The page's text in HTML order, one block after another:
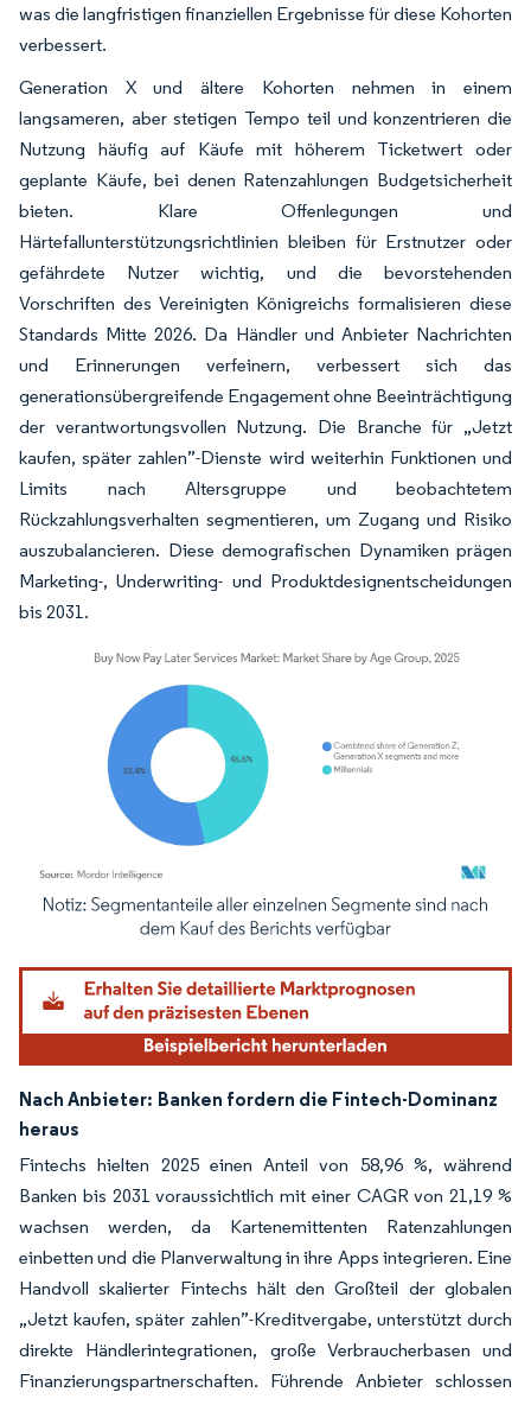
was die langfristigen finanziellen Ergebnisse für diese Kohorten
verbessert.
Generation X und ältere Kohorten nehmen in einem
langsameren, aber stetigen Tempo teil und konzentrieren die
Nutzung häufig auf Käufe mit höherem Ticketwert oder
geplante Käufe, bei denen Ratenzahlungen Budgetsicherheit
bieten. Klare Offenlegungen und
Härtefallunterstützungsrichtlinien bleiben für Erstnutzer oder
gefährdete Nutzer wichtig, und die bevorstehenden
Vorschriften des Vereinigten Königreichs formalisieren diese
Standards Mitte 2026. Da Händler und Anbieter Nachrichten
und Erinnerungen verfeinern, verbessert sich das
generationsübergreifende Engagement ohne Beeinträchtigung
der verantwortungsvollen Nutzung. Die Branche für „Jetzt
kaufen, später zahlen”-Dienste wird weiterhin Funktionen und
Limits nach Altersgruppe und beobachtetem
Rückzahlungsverhalten segmentieren, um Zugang und Risiko
auszubalancieren. Diese demografischen Dynamiken prägen
Marketing-, Underwriting- und Produktdesignentscheidungen
bis 2031.
Bild © Mordor Intelligence. Wiederverwendung erfordert Namensnennung
Nach Anbieter: Banken fordern die Fintech-Dominanz
heraus
Fintechs hielten 2025 einen Anteil von 58,96 %, während
Banken bis 2031 voraussichtlich mit einer CAGR von 21,19 %
wachsen werden, da Kartenemittenten Ratenzahlungen
einbetten und die Planverwaltung in ihre Apps integrieren. Eine
Handvoll skalierter Fintechs hält den Großteil der globalen
„Jetzt kaufen, später zahlen”-Kreditvergabe, unterstützt durch
direkte Händlerintegrationen, große Verbraucherbasen und
Finanzierungspartnerschaften. Führende Anbieter schlossen